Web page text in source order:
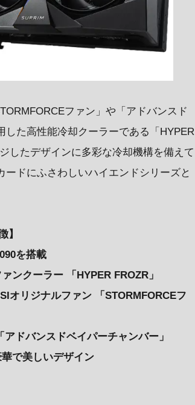
ファン」や「アドバンスド
た高性能冷却クーラーである「HYPER
したデザインに多彩な冷却機構を備えて
ドにふさわしいハイエンドシリーズと
】
を搭載
ンクーラー 「HYPER FROZR」
オリジナルファン 「STORMFORCEフ
ドバンスドベイパーチャンバー」
で美しいデザイン